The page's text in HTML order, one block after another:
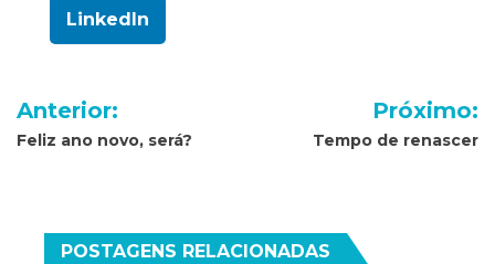
LinkedIn
Navegação
de
Anterior:
Feliz ano novo, será?
Próximo:
Tempo de renascer
POSTAGENS RELACIONADAS